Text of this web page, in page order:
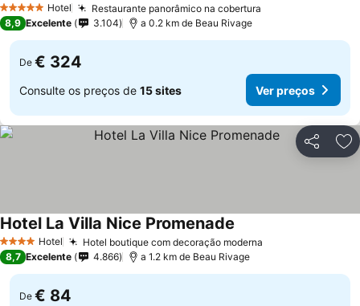
5 Estrelas Hotel Restaurante panorâmico na cobertura
8,9 Excelente 3.104 a 0.2 km de Beau Rivage
De € 324
Consulte os preços de 15 sites Ver preços
Partilhar
4 EstrelasHotel Hotel boutique com decoração moderna
Hotel La Villa Nice Promenade
8,7 Excelente 4.866 a 1.2 km de Beau Rivage
De € 84